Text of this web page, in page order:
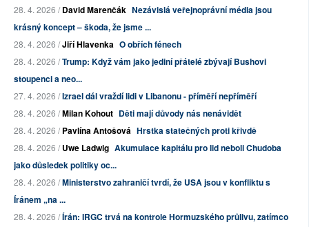
28. 4. 2026 /David Marenčák Nezávislá veřejnoprávní média jsou
krásný koncept – škoda, že jsme ...
28. 4. 2026 /Jiří Hlavenka O obřích fénech
28. 4. 2026 /Trump: Když vám jako jediní přátelé zbývají Bushovi
stoupenci a neo...
27. 4. 2026 /Izrael dál vraždí lidi v Libanonu - příměří nepříměří
28. 4. 2026 /Milan Kohout Děti mají důvody nás nenávidět
28. 4. 2026 /Pavlína Antošová Hrstka statečných proti křivdě
28. 4. 2026 /Uwe Ladwig Akumulace kapitálu pro lid neboli Chudoba
jako důsledek politiky oc...
28. 4. 2026 /Ministerstvo zahraničí tvrdí, že USA jsou v konfliktu s
Íránem „na ...
28. 4. 2026 /Írán: IRGC trvá na kontrole Hormuzského průlivu, zatímco